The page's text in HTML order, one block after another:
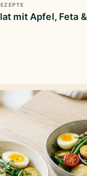
mit Apfel, Feta &